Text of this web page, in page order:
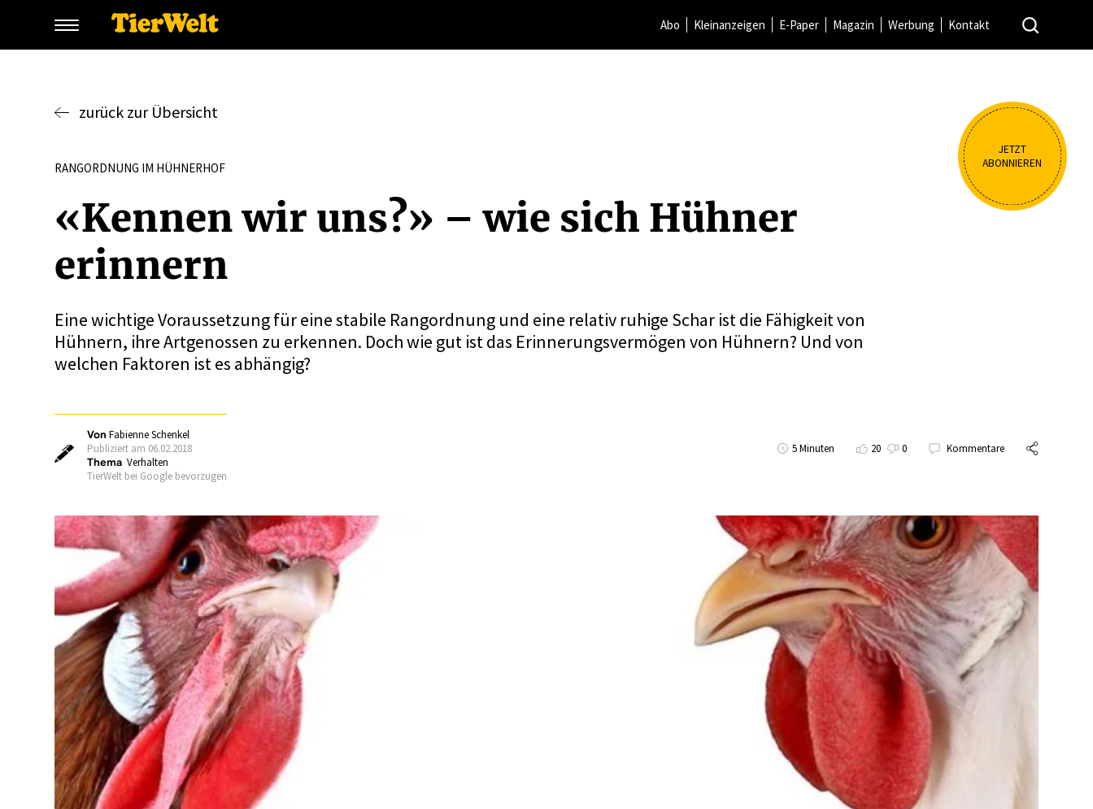
Abo Kleinanzeigen E-Paper Magazin Werbung Kontakt
JETZT
ABONNIEREN
zurück zur Übersicht
RANGORDNUNG IM HÜHNERHOF
«Kennen wir uns?» – wie sich Hühner
erinnern
Eine wichtige Voraussetzung für eine stabile Rangordnung und eine relativ ruhige Schar ist die Fähigkeit von
Hühnern, ihre Artgenossen zu erkennen. Doch wie gut ist das Erinnerungsvermögen von Hühnern? Und von
welchen Faktoren ist es abhängig?
VonFabienne Schenkel
Publiziert am 06.02.2018
Thema Verhalten
TierWelt bei Google bevorzugen
5 Minuten 20 0 Kommentare